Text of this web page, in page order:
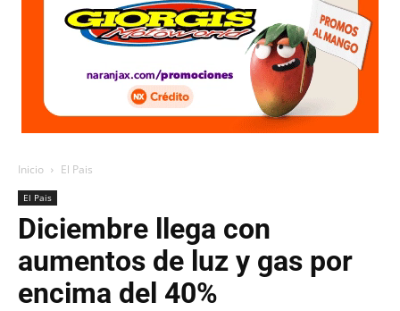
Inicio El Pais
El Pais
Diciembre llega con
aumentos de luz y gas por
encima del 40%